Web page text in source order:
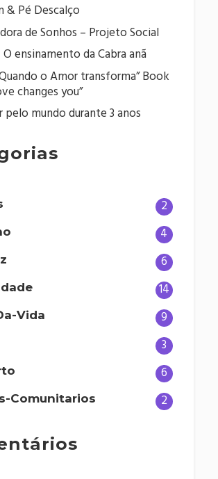
& Pé Descalço
de Sonhos – Projeto Social
ensinamento da Cabra anã
o Amor transforma” Book
changes you”
pelo mundo durante 3 anos
2
4
6
14
Vida 9
3
6
Comunitarios 2